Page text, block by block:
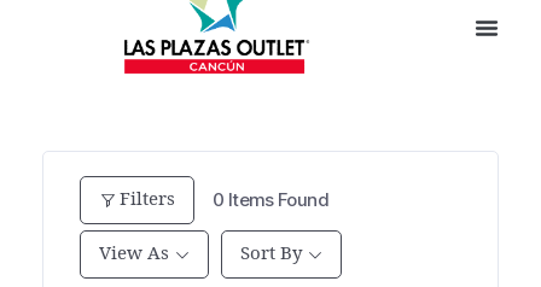
Filters 0 Items Found
View As Sort By